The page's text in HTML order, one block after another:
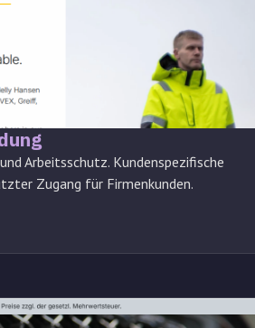
Arbeitsschutz. Kundenspezifische
Zugang für Firmenkunden.